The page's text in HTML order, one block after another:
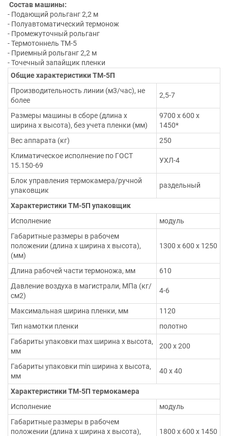
Состав машины:
- Подающий рольганг 2,2 м
- Полуавтоматический термонож
- Промежуточный рольганг
- Термотоннель ТМ-5
- Приемный рольганг 2,2 м
- Точечный запайщик пленки
Общие характеристики ТМ-5П
Производительность линии (м3/час), не
более
2,5-7
Размеры машины в сборе (длина х
ширина х высота), без учета пленки (мм)
9700 х 600 х
1450*
Вес аппарата (кг)
250
Климатическое исполнение по ГОСТ
15.150-69
УХЛ-4
Блок управления термокамера/ручной
упаковщик
раздельный
Характеристики ТМ-5П упаковщик
Исполнение
модуль
Габаритные размеры в рабочем
положении (длина х ширина х высота),
(мм)
1300 х 600 х 1250
Длина рабочей части термоножа, мм
610
Давление воздуха в магистрали, МПа (кг/
см2)
4-6
Максимальная ширина пленки, мм
1120
Тип намотки пленки
полотно
Габариты упаковки max ширина х высота,
мм
200 х 200
Габариты упаковки min ширина х высота,
мм
40 х 40
Характеристики ТМ-5П термокамера
Исполнение
модуль
Габаритные размеры в рабочем
положении (длина х ширина х высота),
1800 х 600 х 1450